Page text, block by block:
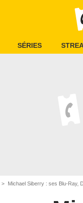
SÉRIES
Michael Siberry : ses Blu-Ray,